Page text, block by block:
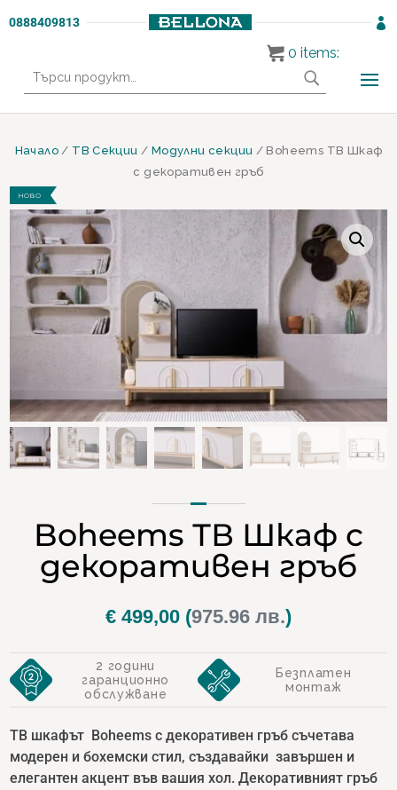
0888409813 
за:
Начало/ ТВ Секции / Модулни секции / Boheems ТВ Шкаф
с декоративен гръб
НОВО
Boheems ТВ Шкаф с
декоративен гръб
€ 499,00 (975.96 лв.)
2 години
гаранционно
обслужване
Безплатен
монтаж
ТВ шкафът Boheems с декоративен гръб съчетава
модерен и бохемски стил, създавайки завършен и
елегантен акцент във вашия хол. Декоративният гръб
0 items: